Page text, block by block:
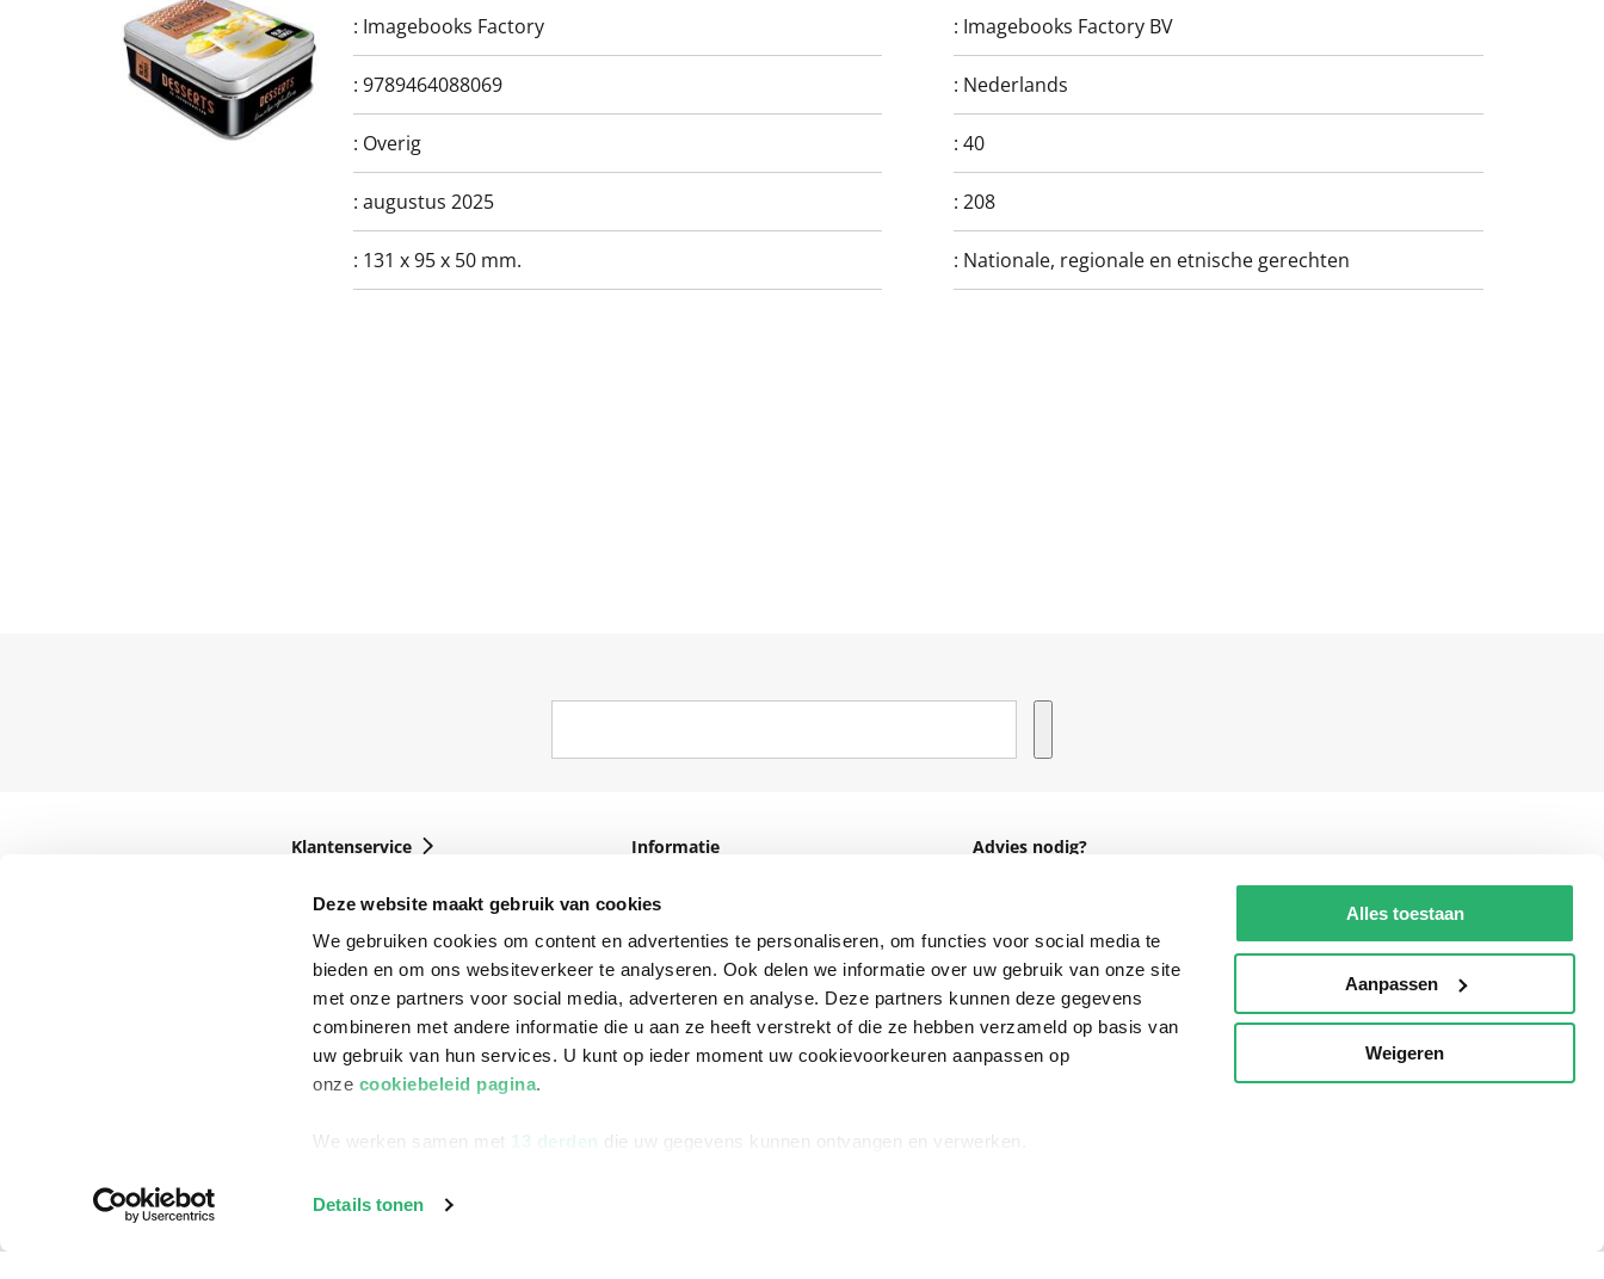
Deze website maakt gebruik van cookies
We gebruiken cookies om content en advertenties te personaliseren, om functies voor social media te
bieden en om ons websiteverkeer te analyseren. Ook delen we informatie over uw gebruik van onze site
met onze partners voor social media, adverteren en analyse. Deze partners kunnen deze gegevens
combineren met andere informatie die u aan ze heeft verstrekt of die ze hebben verzameld op basis van
uw gebruik van hun services. U kunt op ieder moment uw cookievoorkeuren aanpassen op
onze cookiebeleid pagina.
We werken samen met 13 derden die uw gegevens kunnen ontvangen en verwerken.
Details tonen
Alles toestaan
Aanpassen
Weigeren
: Imagebooks Factory : Imagebooks Factory BV
: 9789464088069 : Nederlands
: Overig :40
: augustus 2025 :208
: 131 x 95 x 50 mm. : Nationale, regionale en etnische gerechten
Klantenservice
Bezorging
Betalen
Veelgestelde vragen
Informatie
Vacatures
Winkels en openingstijden
Ondernemer worden
Advies nodig?
helpdesk@readshop.nl
088 - 133 84 32